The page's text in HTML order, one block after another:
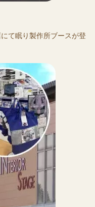
て眠り製作所ブースが登